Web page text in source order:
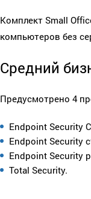
Комплект Small
компьютеров без
Средний
Предусмотрено 4
Endpoint Security
Endpoint Security
Endpoint Security
Total Security.